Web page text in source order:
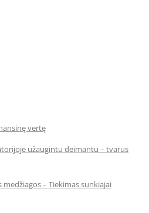
vertę
užaugintu deimantu – tvarus
– Tiekimas sunkiajai